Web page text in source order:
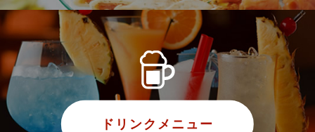
ドリンクメニュー